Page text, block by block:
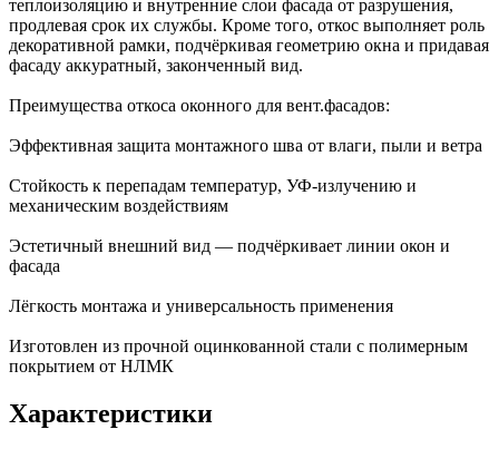
теплоизоляцию и внутренние слои фасада от разрушения,
продлевая срок их службы. Кроме того, откос выполняет роль
декоративной рамки, подчёркивая геометрию окна и придавая
фасаду аккуратный, законченный вид.
Преимущества откоса оконного для вент.фасадов:
Эффективная защита монтажного шва от влаги, пыли и ветра
Стойкость к перепадам температур, УФ-излучению и
механическим воздействиям
Эстетичный внешний вид — подчёркивает линии окон и
фасада
Лёгкость монтажа и универсальность применения
Изготовлен из прочной оцинкованной стали с полимерным
покрытием от НЛМК
Характеристики